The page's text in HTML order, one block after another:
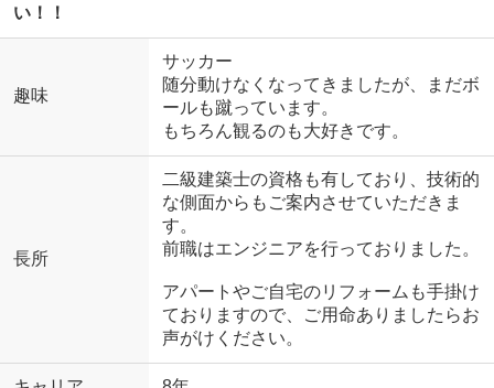
い！！
趣味
サッカー
随分動けなくなってきましたが、まだボ
ールも蹴っています。
もちろん観るのも大好きです。
長所
二級建築士の資格も有しており、技術的
な側面からもご案内させていただきま
す。
前職はエンジニアを行っておりました。
アパートやご自宅のリフォームも手掛け
ておりますので、ご用命ありましたらお
声がけください。